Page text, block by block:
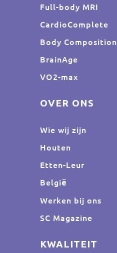
Full-body MRI
CardioComplete
Body Composition
BrainAge
VO2-max
OVER ONS
Wie wij zijn
Houten
Etten-Leur
België
Werken bij ons
SC Magazine
KWALITEIT